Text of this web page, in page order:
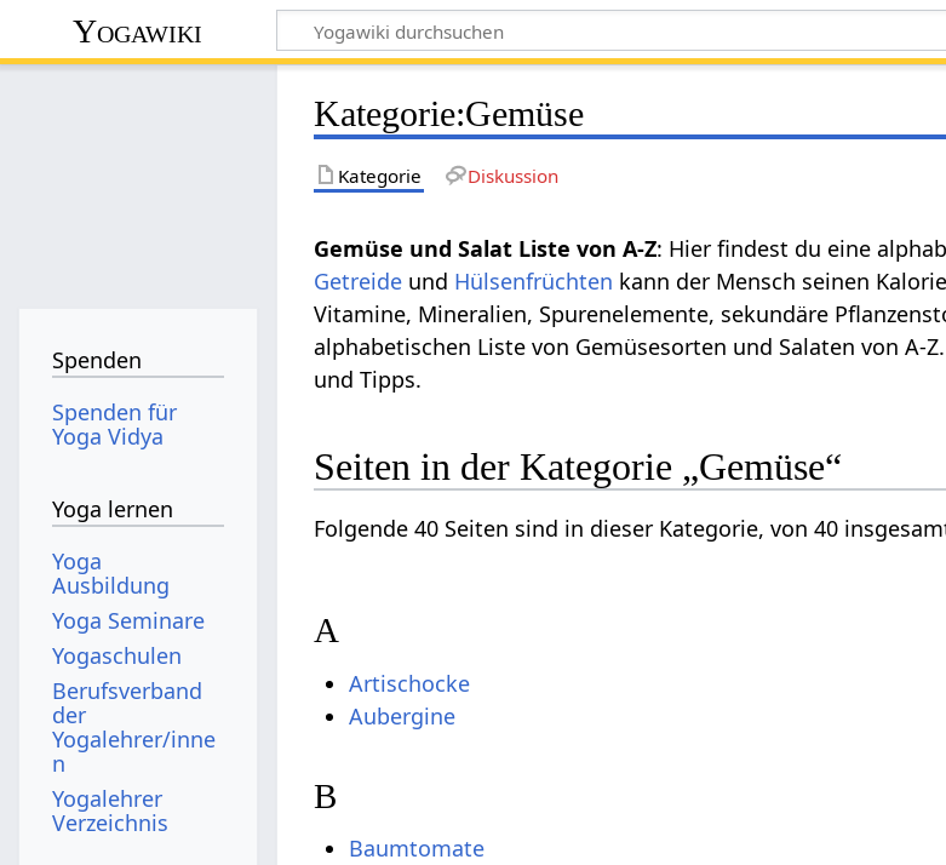
Yogawiki
Kategorie:Gemüse
Kategorie Diskussion
Gemüse und Salat Liste von A-Z: Hier findest du eine
Getreide und Hülsenfrüchten kann der Mensch seinen
Vitamine, Mineralien, Spurenelemente, sekundäre
alphabetischen Liste von Gemüsesorten und Salaten von
und Tipps.
Seiten in der Kategorie „Gemüse“
Folgende 40 Seiten sind in dieser Kategorie, von 40
A
Artischocke
Aubergine
B
Baumtomate
Spenden
Spenden für
Yoga Vidya
Yoga lernen
Yoga
Ausbildung
Yoga Seminare
Yogaschulen
Berufsverband
der
Yogalehrer/inne
n
Yogalehrer
Verzeichnis